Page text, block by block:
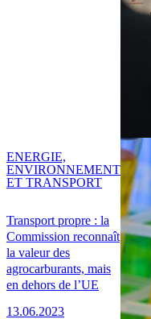
Transport propre : la
Commission reconnaît
la valeur des
agrocarburants, mais
en dehors de l’UE
13.06.2023
ENERGIE,
ENVIRONNEMENT
ET TRANSPORT